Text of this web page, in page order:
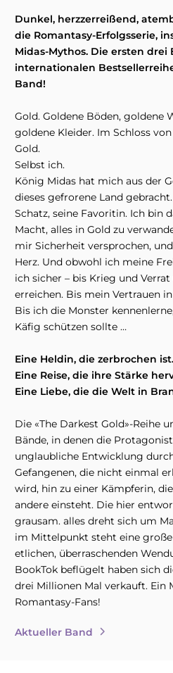
Dunkel, herzzerreißend,
die Romantasy-Erfolgsserie,
Midas-Mythos. Die ersten drei
internationalen
Band!
Gold. Goldene Böden, goldene
goldene Kleider. Im Schloss
Gold.
Selbst ich.
König Midas hat mich aus der
dieses gefrorene Land
Schatz, seine Favoritin. Ich bin
Macht, alles in Gold zu
mir Sicherheit versprochen,
Herz. Und obwohl ich meine
ich sicher – bis Krieg und
erreichen. Bis mein Vertrauen
Bis ich die Monster
Käfig schützen sollte …
Eine Heldin, die zerbrochen ist.
Eine Reise, die ihre Stärke
Eine Liebe, die die Welt in
Die «The Darkest Gold»-Reihe
Bände, in denen die
unglaubliche Entwicklung
Gefangenen, die nicht einmal
wird, hin zu einer Kämpferin,
andere einsteht. Die hier
grausam. alles dreht sich um
im Mittelpunkt steht eine
etlichen, überraschenden
BookTok beflügelt haben sich
drei Millionen Mal verkauft. Ein
Romantasy-Fans!
Aktueller Band